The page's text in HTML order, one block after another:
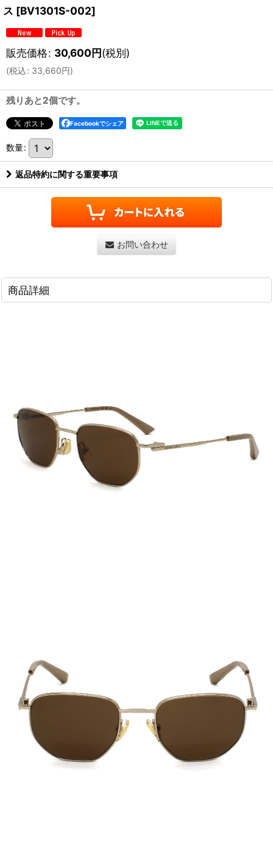
ス [BV1301S-002]
販売価格: 30,600円(税別)
(税込: 33,660円)
残りあと2個です。
Facebookでシェア
数量:
返品特約に関する重要事項
お問い合わせ
商品詳細